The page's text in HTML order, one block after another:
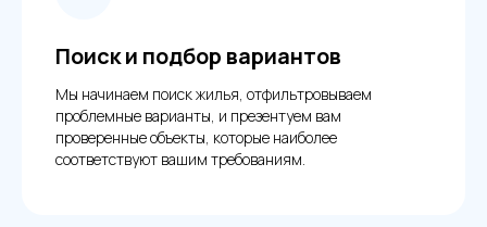
Поиск и подбор вариантов
Мы начинаем поиск жилья, отфильтровываем
проблемные варианты, и презентуем вам
проверенные объекты, которые наиболее
соответствуют вашим требованиям.